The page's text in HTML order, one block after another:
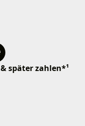
später zahlen*¹